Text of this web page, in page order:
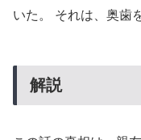
いた。 それは、奥歯
解説